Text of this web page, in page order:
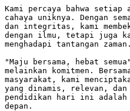
Kami percaya bahwa setiap
cahaya uniknya. Dengan
dan integritas, kami
dengan ilmu, tetapi juga
menghadapi tantangan zaman.
"Maju bersama, hebat
melainkan komitmen.
masyarakat, kami
yang dinamis, relevan,
pendidikan hari ini adalah
depan.